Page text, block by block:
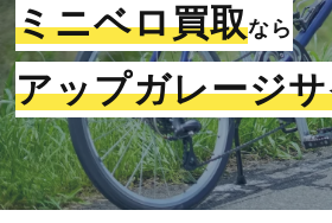
ミニベロ買取なら
アップガレージ